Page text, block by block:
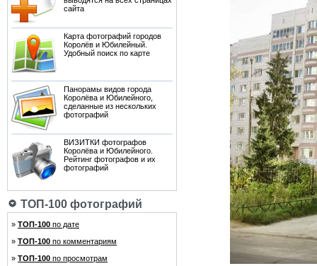
сайта
Карта фотографий городов
Королёв и Юбилейный.
Удобный поиск по карте
Панорамы видов города
Королёва и Юбилейного,
сделанные из нескольких
фотографий
ВИЗИТКИ фотографов
Королёва и Юбилейного.
Рейтинг фотографов и их
фотографий
ТОП-100 фотографий
» ТОП-100 по дате
» ТОП-100 по комментариям
» ТОП-100 по просмотрам